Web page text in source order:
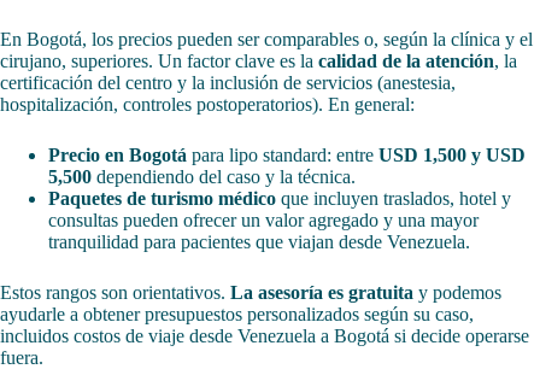
En Bogotá, los precios pueden ser comparables o, según la clínica y el
cirujano, superiores. Un factor clave es la calidad de la atención, la
certificación del centro y la inclusión de servicios (anestesia,
hospitalización, controles postoperatorios). En general:
Precio en Bogotá para lipo standard: entre USD 1,500 y USD
5,500 dependiendo del caso y la técnica.
Paquetes de turismo médico que incluyen traslados, hotel y
consultas pueden ofrecer un valor agregado y una mayor
tranquilidad para pacientes que viajan desde Venezuela.
Estos rangos son orientativos. La asesoría es gratuita y podemos
ayudarle a obtener presupuestos personalizados según su caso,
incluidos costos de viaje desde Venezuela a Bogotá si decide operarse
fuera.